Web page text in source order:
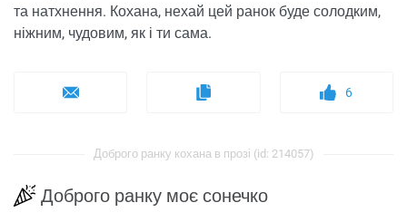
та натхнення. Кохана, нехай цей ранок буде солодким,
ніжним, чудовим, як і ти сама.
6
Доброго ранку кохана в прозі (id: 214057)
Доброго ранку моє сонечко